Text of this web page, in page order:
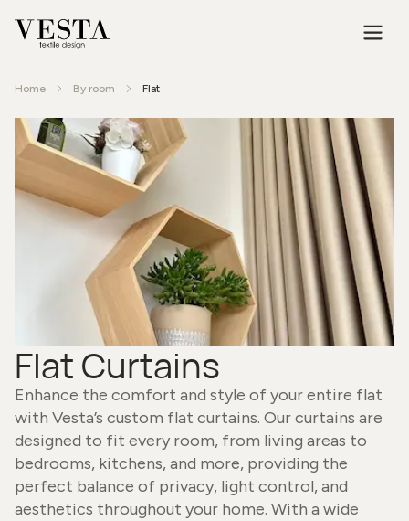
Home By room Flat
Flat Curtains
Enhance the comfort and style of your entire flat
with Vesta’s custom flat curtains. Our curtains are
designed to fit every room, from living areas to
bedrooms, kitchens, and more, providing the
perfect balance of privacy, light control, and
aesthetics throughout your home. With a wide